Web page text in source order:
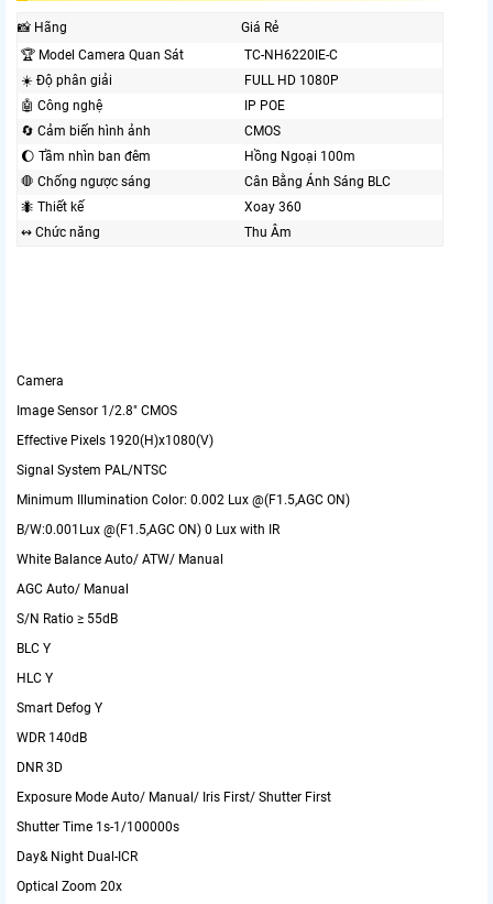
📸 Hãng
Giá Rẻ
️🏆 Model Camera Quan Sát
TC-NH6220IE-C
☀️ Độ phân giải
FULL HD 1080P
🤖️ Công nghệ
IP POE
🔄 Cảm biến hình ảnh
CMOS
🌔 Tầm nhìn ban đêm
Hồng Ngoại 100m
🛑 Chống ngược sáng
Cân Bằng Ánh Sáng BLC
🐜 Thiết kế
Xoay 360
↭ Chức năng
Thu Âm
Camera
Image Sensor 1/2.8" CMOS
Effective Pixels 1920(H)x1080(V)
Signal System PAL/NTSC
Minimum Illumination Color: 0.002 Lux @(F1.5,AGC ON)
B/W:0.001Lux @(F1.5,AGC ON) 0 Lux with IR
White Balance Auto/ ATW/ Manual
AGC Auto/ Manual
S/N Ratio ≥ 55dB
BLC Y
HLC Y
Smart Defog Y
WDR 140dB
DNR 3D
Exposure Mode Auto/ Manual/ Iris First/ Shutter First
Shutter Time 1s-1/100000s
Day& Night Dual-ICR
Optical Zoom 20x